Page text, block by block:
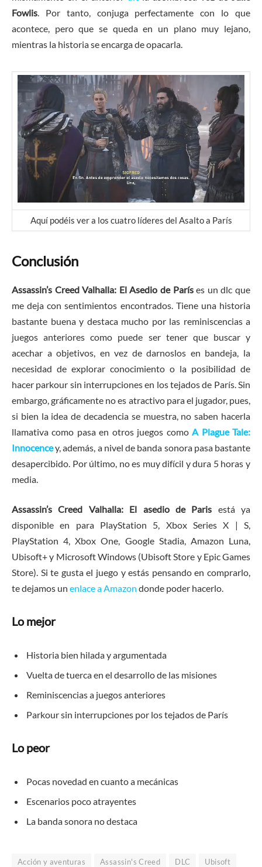
Fowlis . Por tanto, conjuga perfectamente con lo que
acontece, pero que se queda en un plano muy lejano,
mientras la historia se encarga de opacarla.
Aquí podéis ver a los cuatro líderes del Asalto a París
Conclusión
Assassin’s Creed Valhalla: El Asedio de Paríses un dlc que
me deja con sentimientos encontrados. Tiene una historia
bastante buena y destaca mucho por las reminiscencias a
juegos anteriores como puede ser tener que buscar y
acechar a objetivos, en vez de darnoslos en bandeja, la
necesidad de explorar conocimiento o la posibilidad de
hacer parkour sin interrupciones en los tejados de París. Sin
embargo, gráficamente no es atractivo para el jugador, pues,
si bien la idea de decadencia se muestra, no saben hacerla
llamativa como pasa en otros juegos como A Plague Tale:
Innocencey, además, a nivel de banda sonora pasa bastante
desapercibido. Por último, no es muy difícil y dura 5 horas y
media.
Assassin’s Creed Valhalla: El asedio de Paris está ya
disponible en para PlayStation 5, Xbox Series X | S,
PlayStation 4, Xbox One, Google Stadia, Amazon Luna,
Ubisoft+ y Microsoft Windows (Ubisoft Store y Epic Games
Store). Si te gusta el juego y estás pensando en comprarlo,
te dejamos un enlace a Amazon donde poder hacerlo.
Lo mejor
Historia bien hilada y argumentada
Vuelta de tuerca en el desarrollo de las misiones
Reminiscencias a juegos anteriores
Parkour sin interrupciones por los tejados de París
Lo peor
Pocas novedad en cuanto a mecánicas
Escenarios poco atrayentes
La banda sonora no destaca
Acción y aventuras Assassin's Creed DLC Ubisoft